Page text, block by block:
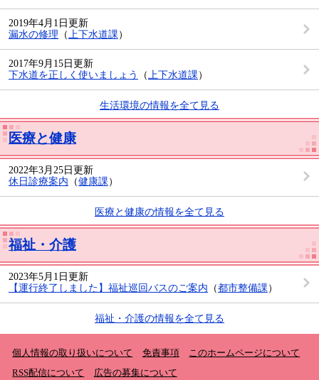
2019年4月1日更新
漏水の修理 （上下水道課）
2017年9月15日更新
下水道を正しく使いましょう
（上下水道課）
生活環境の情報を全て見る
医療と健康
2022年3月25日更新
休日診療案内 （健康課）
医療と健康の情報を全て見る
福祉・介護
2023年5月1日更新
【運行終了しました】福祉巡回バスのご案内 （都市整備課）
福祉・介護の情報を全て見る
個人情報の取り扱いについて 免責事項
このホームページについて
RSS配信について
広告の募集について